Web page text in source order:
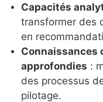
Capacités
transformer des
en
Connaissances
approfondies :
des processus
pilotage.